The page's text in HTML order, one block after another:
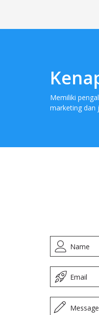
Memiliki
marketing dan